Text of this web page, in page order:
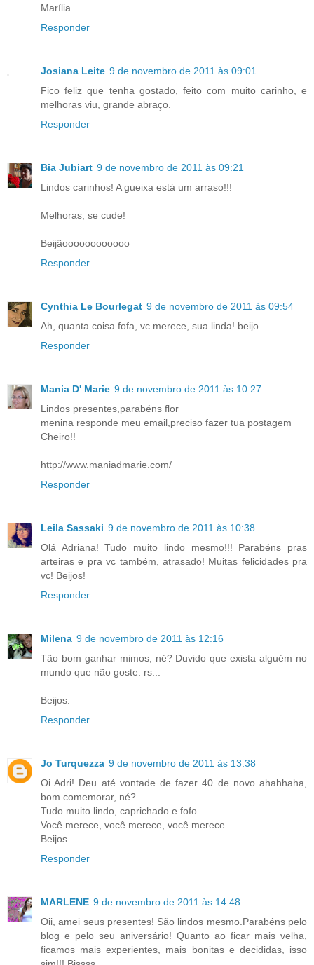
Marília
Responder
Josiana Leite 9 de novembro de 2011 às 09:01
Fico feliz que tenha gostado, feito com muito carinho, e
melhoras viu, grande abraço.
Responder
Bia Jubiart 9 de novembro de 2011 às 09:21
Lindos carinhos! A gueixa está um arraso!!!
Melhoras, se cude!
Beijãoooooooooooo
Responder
Cynthia Le Bourlegat 9 de novembro de 2011 às 09:54
Ah, quanta coisa fofa, vc merece, sua linda! beijo
Responder
Mania D' Marie 9 de novembro de 2011 às 10:27
Lindos presentes,parabéns flor
menina responde meu email,preciso fazer tua postagem
Cheiro!!
http://www.maniadmarie.com/
Responder
Leila Sassaki 9 de novembro de 2011 às 10:38
Olá Adriana! Tudo muito lindo mesmo!!! Parabéns pras
arteiras e pra vc também, atrasado! Muitas felicidades pra
vc! Beijos!
Responder
Milena 9 de novembro de 2011 às 12:16
Tão bom ganhar mimos, né? Duvido que exista alguém no
mundo que não goste. rs...
Beijos.
Responder
Jo Turquezza 9 de novembro de 2011 às 13:38
Oi Adri! Deu até vontade de fazer 40 de novo ahahhaha,
bom comemorar, né?
Tudo muito lindo, caprichado e fofo.
Você merece, você merece, você merece ...
Beijos.
Responder
MARLENE 9 de novembro de 2011 às 14:48
Oii, amei seus presentes! São lindos mesmo.Parabéns pelo
blog e pelo seu aniversário! Quanto ao ficar mais velha,
ficamos mais experientes, mais bonitas e decididas, isso